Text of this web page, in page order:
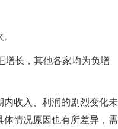
增长，其他各家均为负增
内收入、利润的剧烈变化未
情况原因也有所差异，需